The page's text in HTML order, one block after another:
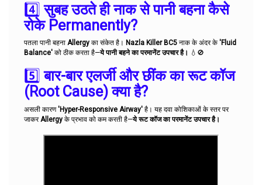
4️⃣सुबह उठते ही नाक से पानी बहना कैसे
रोके Permanently?
पतला पानी बहना Allergy का संकेत है। Nazla Killer BC5 नाक के अंदर के 'Fluid
Balance' को ठीक करता है—ये पानी बहने का परमानेंट उपचार है। 💧🚫
5️⃣बार-बार एलर्जी और छींक का रूट कॉज
(Root Cause) क्या है?
असली कारण'Hyper-Responsive Airway' है। यह दवा कोशिकाओं के स्तर पर
जाकर Allergy के प्रभाव को कम करती है—ये रूट कॉज का परमानेंट उपचार है।